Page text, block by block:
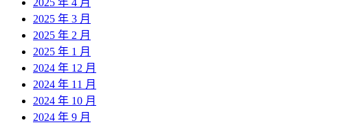
2025 年 4 月
2025 年 3 月
2025 年 2 月
2025 年 1 月
2024 年 12 月
2024 年 11 月
2024 年 10 月
2024 年 9 月